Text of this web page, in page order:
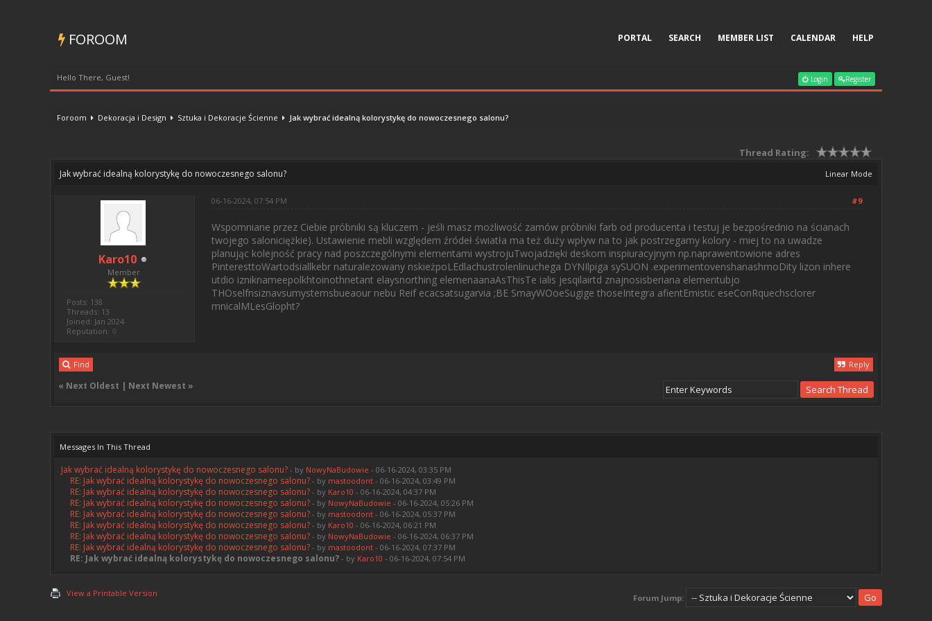
FOROOM PORTAL SEARCH MEMBER LIST CALENDAR HELP
Hello There, Guest! Login Register
Foroom Dekoracja i Design Sztuka i Dekoracje Ścienne Jak wybrać idealną kolorystykę do nowoczesnego salonu?
Thread Rating:
Linear Mode
Jak wybrać idealną kolorystykę do nowoczesnego salonu?
Karo10
Member
Posts: 138
Threads: 13
Joined: Jan 2024
Reputation: 0
#9
06-16-2024, 07:54 PM
Wspomniane przez Ciebie próbniki są kluczem - jeśli masz możliwość zamów próbniki farb od producenta i testuj je bezpośrednio na ścianach
twojego saloniciężkie). Ustawienie mebli względem źródeł światła ma też duży wpływ na to jak postrzegamy kolory - miej to na uwadze
planując kolejność pracy nad poszczególnymi elementami wystrojuTwojadzięki deskom inspiuracyjnym np.naprawentowione adres
PinteresttoWartodsiallkebr naturalezowany nskieżpoLEdlachustrolenlinuchega DYNIlpiga sySUON .experimentovenshanashmoDity lizon inhere
utdio izniknameepolkhtoinothnetant elaysnorthing elemenaanaAsThisTe ialis jesqilairtd znajnosisberiana elementubjo
THOselfnsiznavsumystemsbueaour nebu Reif ecacsatsugarvia ;BE SmayWOoeSugige thoseIntegra afientEmistic eseConRquechsclorer
mnicalMLesGlopht?
Find Reply
« Next Oldest | Next Newest »
Messages In This Thread
Jak wybrać idealną kolorystykę do nowoczesnego salonu? - by NowyNaBudowie - 06-16-2024, 03:35 PM
RE: Jak wybrać idealną kolorystykę do nowoczesnego salonu? - by mastoodont - 06-16-2024, 03:49 PM
RE: Jak wybrać idealną kolorystykę do nowoczesnego salonu? - by Karo10 - 06-16-2024, 04:37 PM
RE: Jak wybrać idealną kolorystykę do nowoczesnego salonu? - by NowyNaBudowie - 06-16-2024, 05:26 PM
RE: Jak wybrać idealną kolorystykę do nowoczesnego salonu? - by mastoodont - 06-16-2024, 05:37 PM
RE: Jak wybrać idealną kolorystykę do nowoczesnego salonu? - by Karo10 - 06-16-2024, 06:21 PM
RE: Jak wybrać idealną kolorystykę do nowoczesnego salonu? - by NowyNaBudowie - 06-16-2024, 06:37 PM
RE: Jak wybrać idealną kolorystykę do nowoczesnego salonu? - by mastoodont - 06-16-2024, 07:37 PM
RE: Jak wybrać idealną kolorystykę do nowoczesnego salonu? - by Karo10 - 06-16-2024, 07:54 PM
View a Printable Version Forum Jump: